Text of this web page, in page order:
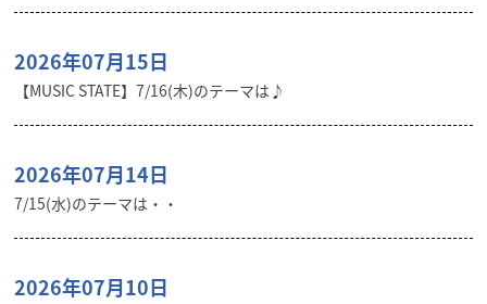
2026年07月15日
【MUSIC STATE】7/16(木)のテーマは♪
2026年07月14日
7/15(水)のテーマは・・
2026年07月10日